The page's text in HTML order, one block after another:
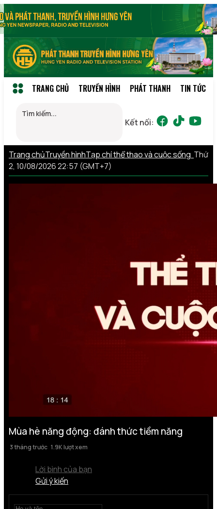
TRANG CHỦ TRUYỀN HÌNH PHÁT THANH TIN TỨC
Kết nối:
Trang chủTruyền hìnhTạp chí thể thao và cuộc sống Thứ
2, 10/08/2026 22:57 (GMT+7)
Mùa hè năng động: đánh thức tiềm năng
3 tháng trước 1.9K lượt xem
Lời bình của bạn
Gửi ý kiến